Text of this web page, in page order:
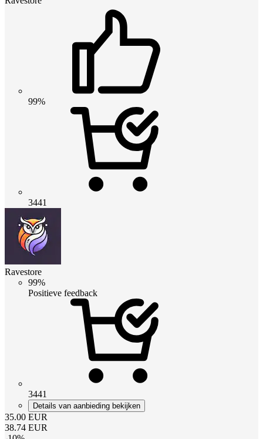
99%
3441
Ravestore
99%
Positieve feedback
3441
Details van aanbieding bekijken
35.00 EUR
38.74 EUR